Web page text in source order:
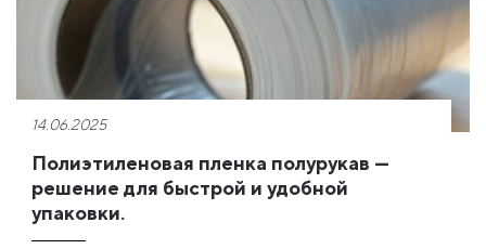
14.06.2025
Полиэтиленовая пленка полурукав —
решение для быстрой и удобной
упаковки.